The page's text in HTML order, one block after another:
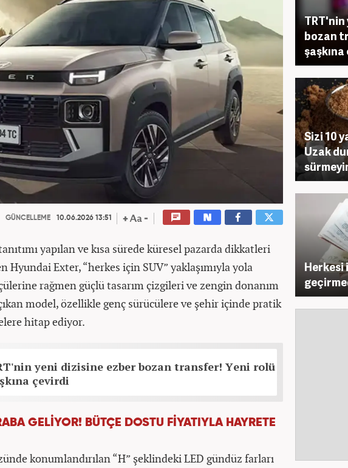
GÜNCELLEME 10.06.2026 13:51
yapılan ve kısa sürede küresel pazarda dikkatleri
Hyundai Exter, “herkes için SUV” yaklaşımıyla yola
rağmen güçlü tasarım çizgileri ve zengin donanım
model, özellikle genç sürücülere ve şehir içinde pratik
hitap ediyor.
yeni dizisine ezber bozan transfer! Yeni rolü
çevirdi
GELİYOR! BÜTÇE DOSTU FİYATIYLA HAYRETE
konumlandırılan “H” şeklindeki LED gündüz farları
TRT'nin
bozan
Sizi 10
Uzak
Herkesi